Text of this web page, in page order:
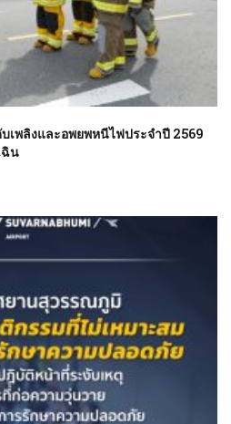
เพลิงและอพยพหนีไฟประจำปี 2569
ฉิน